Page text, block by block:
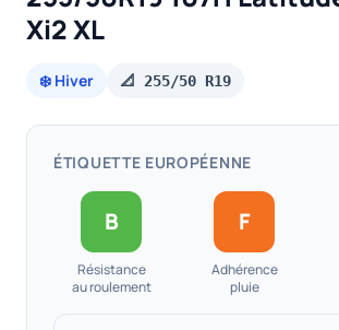
Xi2 XL
❄️ Hiver 📐 255/50 R19
ÉTIQUETTE EUROPÉENNE
B
Résistance
au roulement
F
Adhérence
pluie